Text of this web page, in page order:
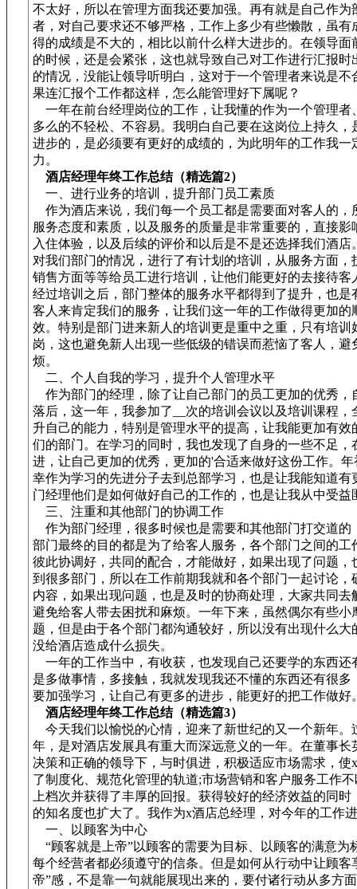
不太好，所以在管理方面我还要加强。再有就是自己作为
者，对自己要求还不够严格，工作上多少有些懒散，虽有
得的成绩是不大的，相比以前什么样大进步的。在领导面
的时候，还是会紧张，这也就导致自己对工作进行汇报时
的情况，没能让领导听明白，这对于一个管理者来说是不
果连汇报个工作都这样，怎么能管理好下属呢？
一年在前台经理岗位的工作，让我懂的作为一个管理者
多么的不轻松、不容易。我明白自己要在这岗位上持久，
进步的，是必须要有更好的成绩的，为此明年的工作我一
力。
酒店经理年终工作总结（精选篇2）
一、进行业务的培训，提升部门员工素质
作为酒店来说，我们每一个员工都是需要面对客人的，
服务态度和素质，以及服务的质量是非常重要的，直接影
入住体验，以及后续的评价和以后是不是还选择我们酒店
对我们部门的情况，进行了有计划的培训，从服务方面，
销售方面等等给员工进行培训，让他们能更好的去接待客
经过培训之后，部门整体的服务水平都得到了提升，也是
客人来肯定我们的服务，让我们这一年的工作做得更加的
效。特别是部门进来新人的培训更是重中之重，只有培训
岗，这也避免新人出现一些低级的错误而惹恼了客人，避
烦。
二、个人自我的学习，提升个人管理水平
作为部门的经理，除了让自己部门的员工更加的优秀，
落后，这一年，我参加了__次的培训会议以及培训课程，
升自己的能力，特别是管理水平的提高，让我能更加有效
们的部门。在学习的同时，我也发现了自身的一些不足，
进，让自己更加的优秀，更加的'合适来做好这份工作。
幸作为学习的先进分子去到总部学习，也是让我能知道有
门经理他们是如何做好自己的工作的，也是让我从中受益
三、注重和其他部门的协调工作
作为部门经理，很多时候也是需要和其他部门打交道的
部门最终的目的都是为了给客人服务，各个部门之间的工
彼此协调好，共同的配合，才能做好，如果出现了问题，
到很多部门，所以在工作前期我就和各个部门一起讨论，
内容，如果出现问题，也是及时的协商处理，大家共同去
避免给客人带去困扰和麻烦。一年下来，虽然偶尔有些小
题，但是由于各个部门都沟通较好，所以没有出现什么大
没给酒店造成什么损失。
一年的工作当中，有收获，也发现自己还要学的东西还
是多做事情，多接触，我就发现我还不懂的东西还有很多
要加强学习，让自己有更多的进步，能更好的把工作做好
酒店经理年终工作总结（精选篇3）
今天我们以愉悦的心情，迎来了新世纪的又一个新年。
年，是对酒店发展具有重大而深远意义的一年。在董事长
决策和正确的领导下，与时俱进，积极适应市场需求，使
了制度化、规范化管理的轨道;市场营销和客户服务工作
上档次并获得了丰厚的回报。获得较好的经济效益的同时
的知名度也扩大了。我作为x酒店总经理，对今年的工作
一、以顾客为中心
“顾客就是上帝”以顾客的需要为目标、以顾客的满意为
每个经营者都必须遵守的信条。但是如何从行动中让顾客
帝”感，不是靠一句就能展现出来的，要付诸行动从多方